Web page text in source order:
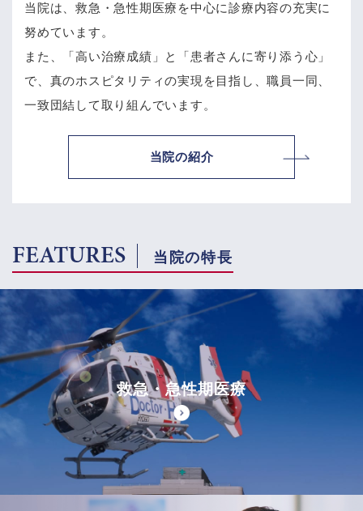
当院は、救急・急性期医療を中心に診療内容の充実に
努めています。
また、「高い治療成績」と「患者さんに寄り添う心」
で、 真のホスピタリティの実現を目指し、職員一同、
一致団結して取り組んでいます。
当院の紹介
FEATURES 当院の特長
救急・急性期医療